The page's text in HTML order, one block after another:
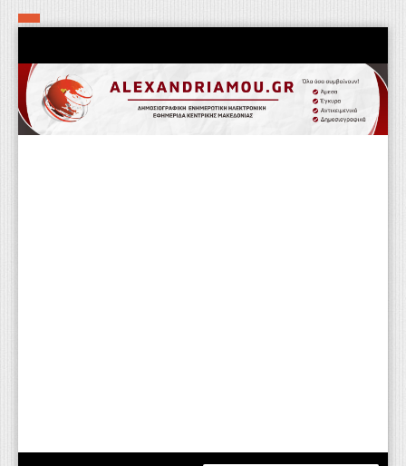
Αρχική
Τα εν δήμω εν οίκω
Πολιτιστικά-Εκκλησιαστικά